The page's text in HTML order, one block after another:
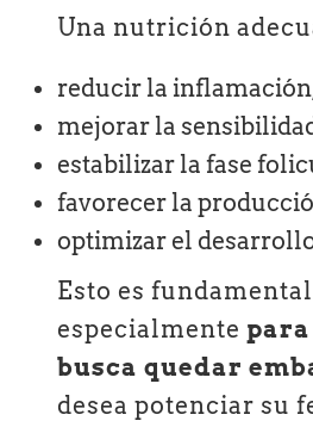
Una nutrición
reducir la
mejorar la
estabilizar la fase
favorecer la
optimizar el
Esto es fundamental
especialmente
busca quedar
desea potenciar su